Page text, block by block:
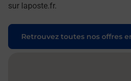
sur laposte.fr.
Retrouvez toutes nos offres